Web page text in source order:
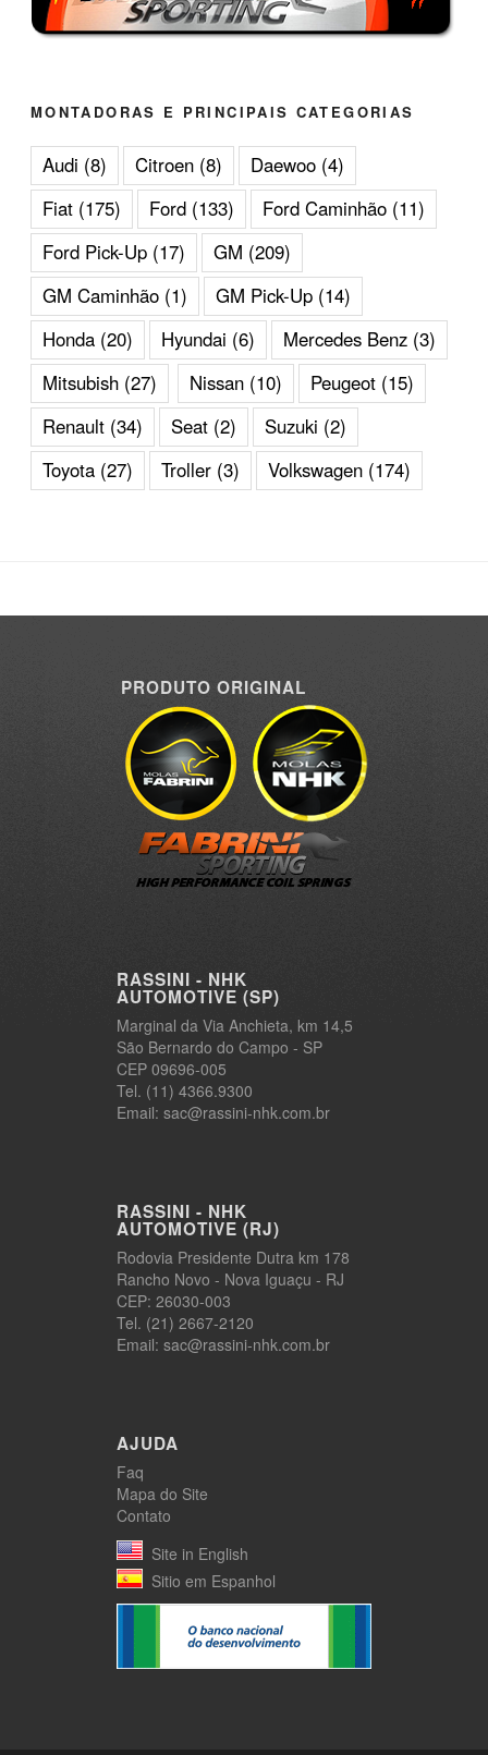
MONTADORAS E PRINCIPAIS CATEGORIAS
Audi (8) Citroen (8) Daewoo (4)
Fiat (175) Ford (133) Ford Caminhão (11)
Ford Pick-Up (17) GM (209)
GM Caminhão (1) GM Pick-Up (14)
Honda (20) Hyundai (6) Mercedes Benz (3)
Mitsubish (27) Nissan (10) Peugeot (15)
Renault (34) Seat (2) Suzuki (2)
Toyota (27) Troller (3) Volkswagen (174)
PRODUTO ORIGINAL
RASSINI - NHK
AUTOMOTIVE (SP)
Marginal da Via Anchieta, km 14,5
São Bernardo do Campo - SP
CEP 09696-005
Tel. (11) 4366.9300
Email: sac@rassini-nhk.com.br
RASSINI - NHK
AUTOMOTIVE (RJ)
Rodovia Presidente Dutra km 178
Rancho Novo - Nova Iguaçu - RJ
CEP: 26030-003
Tel. (21) 2667-2120
Email: sac@rassini-nhk.com.br
AJUDA
Faq
Mapa do Site
Contato
Site in English
Sitio em Espanhol